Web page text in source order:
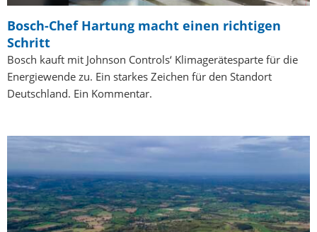
Bosch-Chef Hartung macht einen richtigen
Schritt
Bosch kauft mit Johnson Controls‘ Klimagerätesparte für die
Energiewende zu. Ein starkes Zeichen für den Standort
Deutschland. Ein Kommentar.